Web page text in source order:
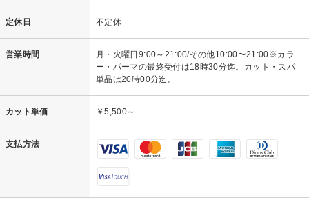
定休日 不定休
営業時間
月・火曜日9:00～21:00/その他10:00〜21:00※カラ
ー・パーマの最終受付は18時30分迄。カット・スパ
単品は20時00分迄。
カット単価 ￥5,500～
支払方法